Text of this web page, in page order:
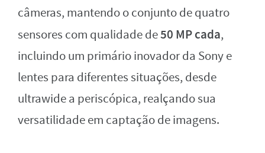
câmeras, mantendo o conjunto de quatro
sensores com qualidade de50 MP cada,
incluindo um primário inovador da Sony e
lentes para diferentes situações, desde
ultrawide a periscópica, realçando sua
versatilidade em captação de imagens.